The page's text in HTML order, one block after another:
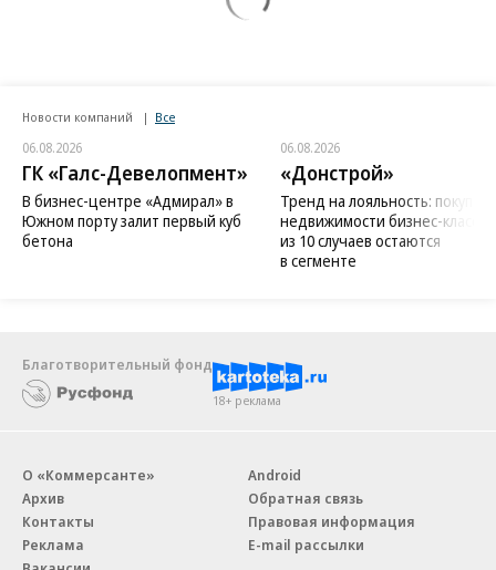
Новости компаний Все
06.08.2026
ГК «Галс-Девелопмент»
В бизнес-центре «Адмирал» в
Южном порту залит первый куб
бетона
06.08.2026
«Донстрой»
Тренд на лояльность:
недвижимости бизнес-класса
из 10 случаев остаются
в сегменте
Благотворительный фонд
18+ реклама
О «Коммерсанте»
Архив
Контакты
Реклама
Android
Обратная связь
Правовая информация
E-mail рассылки